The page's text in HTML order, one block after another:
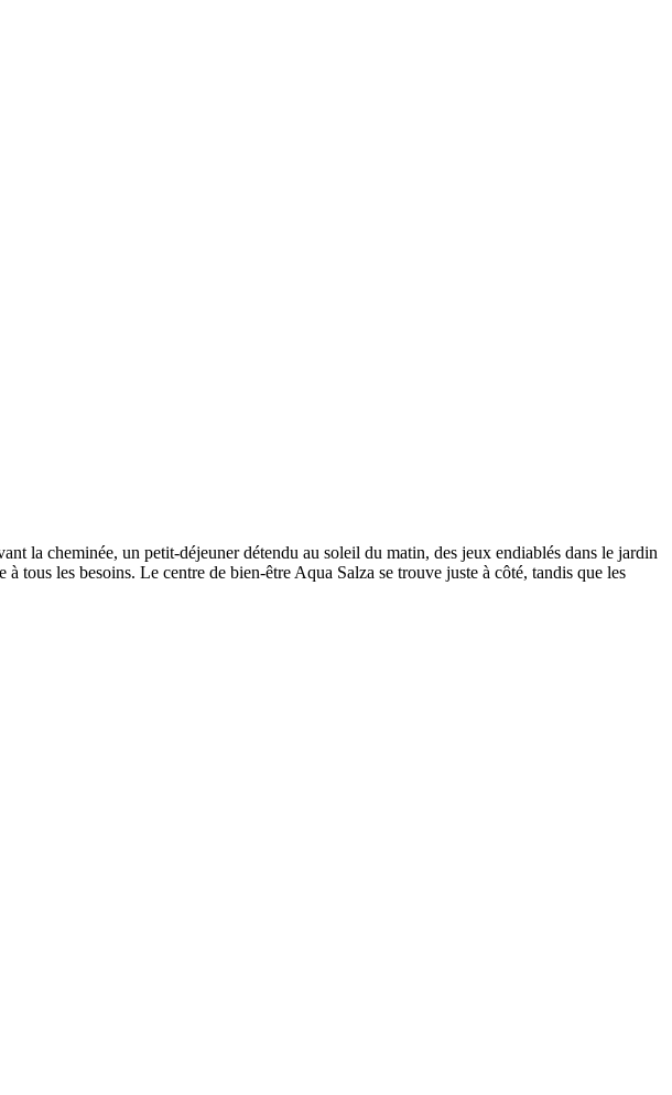
la cheminée, un petit-déjeuner détendu au soleil du matin, des jeux endiablés dans le jardin
tous les besoins. Le centre de bien-être Aqua Salza se trouve juste à côté, tandis que les